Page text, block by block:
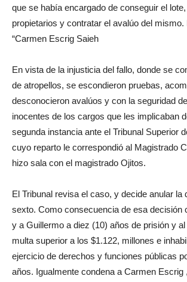
que se había encargado de conseguir el
propietarios y contratar el avalúo del
“Carmen Escrig Saieh
En vista de la injusticia del fallo, donde se
de atropellos, se escondieron pruebas,
desconocieron avalúos y con la seguridad
inocentes de los cargos que les implicaban
segunda instancia ante el Tribunal Superior
cuyo reparto le correspondió al Magistrado
hizo sala con el magistrado Ojitos.
El Tribunal revisa el caso, y decide anular la
sexto. Como consecuencia de esa decisión
y a Guillermo a diez (10) años de prisión y
multa superior a los $1.122, millones e
ejercicio de derechos y funciones públicas
años. Igualmente condena a Carmen Escrig